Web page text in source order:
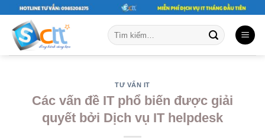
content
Tìm
kiếm:
TƯ VẤN IT
Các vấn đề IT phổ biến được giải
quyết bởi Dịch vụ IT helpdesk